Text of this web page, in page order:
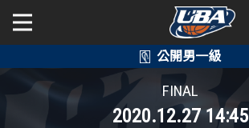
公開男一級
學年度
賽事資訊
學年度
賽事資訊
FINAL
2020.12.27 14:45